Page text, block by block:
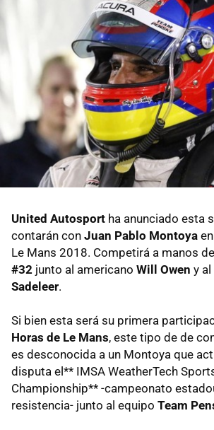
United Autosport ha anunciado esta
contarán con Juan Pablo Montoya
Le Mans 2018. Competirá a manos del
#32 junto al americano Will Owen y
Sadeleer.
Si bien esta será su primera
Horas de Le Mans, este tipo de de
es desconocida a un Montoya que
disputa el** IMSA WeatherTech
Championship** -campeonato
resistencia- junto al equipo Team